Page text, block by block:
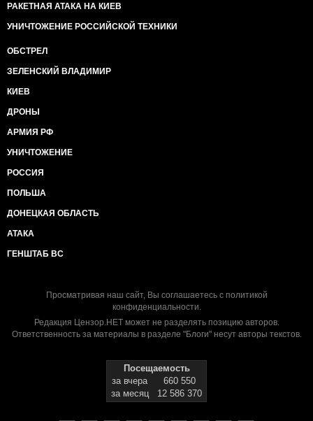
РАКЕТНАЯ АТАКА НА КИЕВ
УНИЧТОЖЕНИЕ РОССИЙСКОЙ ТЕХНИКИ
ОБСТРЕЛ
ЗЕЛЕНСКИЙ ВЛАДИМИР
КИЕВ
ДРОНЫ
АРМИЯ РФ
УНИЧТОЖЕНИЕ
РОССИЯ
ПОЛЬША
ДОНЕЦКАЯ ОБЛАСТЬ
АТАКА
ГЕНШТАБ ВС
Просматривая наш сайт, Вы соглашаетесь с политикой
конфиденциальности.
Редакция Цензор.НЕТ может не разделять позицию авторов.
Ответственность за материалы в разделе "Блоги" несут авторы текстов.
Посещаемость
за вчера
660 550
за месяц
12 586 370